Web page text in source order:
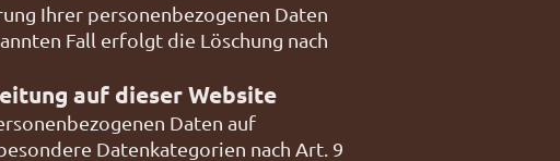
Ihrer personenbezogenen Daten
Fall erfolgt die Löschung nach
auf dieser Website
Daten auf
Datenkategorien nach Art. 9